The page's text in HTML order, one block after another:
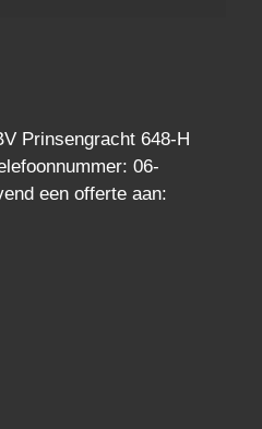
Prinsengracht 648-H
06-
een offerteaan: